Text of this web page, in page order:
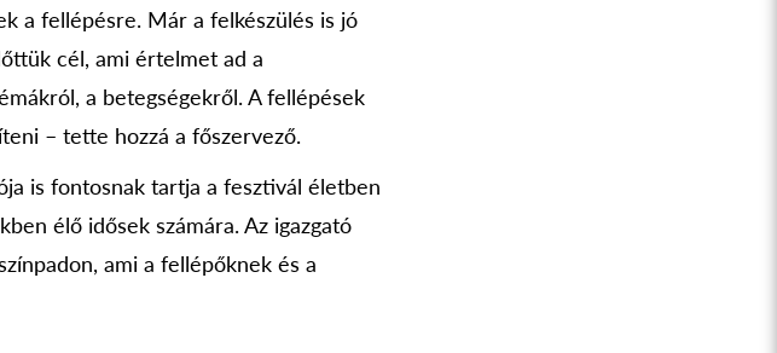
a fellépésre. Már a felkészülés is jó
cél, ami értelmet ad a
a betegségekről. A fellépések
– tette hozzá a főszervező.
is fontosnak tartja a fesztivál életben
élő idősek számára. Az igazgató
ami a fellépőknek és a